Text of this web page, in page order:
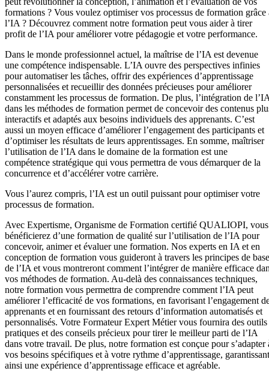
formations ? Vous voulez optimiser vos processus de formation grâce
l’IA ? Découvrez comment notre formation peut vous aider à tirer
profit de l’IA pour améliorer votre pédagogie et votre performance.
Dans le monde professionnel actuel, la maîtrise de l’IA est devenue
une compétence indispensable. L’IA ouvre des perspectives infinies
pour automatiser les tâches, offrir des expériences d’apprentissage
personnalisées et recueillir des données précieuses pour améliorer
constamment les processus de formation. De plus, l’intégration de
dans les méthodes de formation permet de concevoir des contenus
interactifs et adaptés aux besoins individuels des apprenants. C’est
aussi un moyen efficace d’améliorer l’engagement des participants et
d’optimiser les résultats de leurs apprentissages. En somme, maîtriser
l’utilisation de l’IA dans le domaine de la formation est une
compétence stratégique qui vous permettra de vous démarquer de la
concurrence et d’accélérer votre carrière.
Vous l’aurez compris, l’IA est un outil puissant pour optimiser votre
processus de formation.
Avec Expertisme, Organisme de Formation certifié QUALIOPI, vous
bénéficierez d’une formation de qualité sur l’utilisation de l’IA pour
concevoir, animer et évaluer une formation. Nos experts en IA et en
conception de formation vous guideront à travers les principes de base
de l’IA et vous montreront comment l’intégrer de manière efficace
vos méthodes de formation. Au-delà des connaissances techniques,
notre formation vous permettra de comprendre comment l’IA peut
améliorer l’efficacité de vos formations, en favorisant l’engagement
apprenants et en fournissant des retours d’information automatisés et
personnalisés. Votre Formateur Expert Métier vous fournira des outils
pratiques et des conseils précieux pour tirer le meilleur parti de l’IA
dans votre travail. De plus, notre formation est conçue pour s’adapter
vos besoins spécifiques et à votre rythme d’apprentissage, garantissant
ainsi une expérience d’apprentissage efficace et agréable.